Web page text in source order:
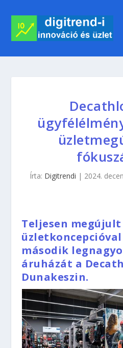
Írta: Digitrendi | 2024.
Teljesen megújult
második
áruházát a
Dunakeszin.